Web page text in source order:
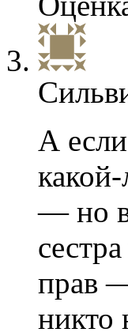
А
— но в
прав
никто